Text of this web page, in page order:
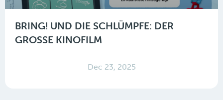
BRING! UND DIE SCHLÜMPFE: DER
GROSSE KINOFILM
Dec 23, 2025